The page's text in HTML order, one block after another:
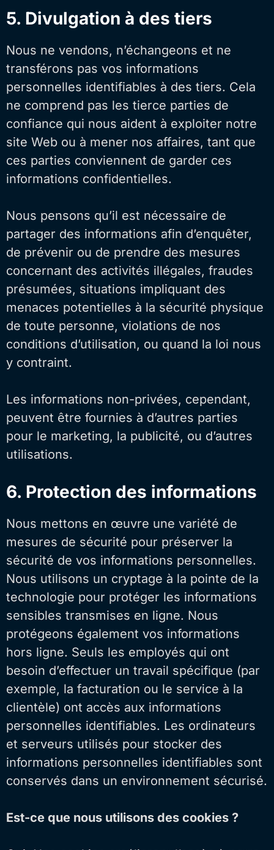
5. Divulgation à des tiers
Nous ne vendons, n’échangeons et ne
transférons pas vos informations
personnelles identifiables à des tiers. Cela
ne comprend pas les tierce parties de
confiance qui nous aident à exploiter notre
site Web ou à mener nos affaires, tant que
ces parties conviennent de garder ces
informations confidentielles.
Nous pensons qu’il est nécessaire de
partager des informations afin d’enquêter,
de prévenir ou de prendre des mesures
concernant des activités illégales, fraudes
présumées, situations impliquant des
menaces potentielles à la sécurité physique
de toute personne, violations de nos
conditions d’utilisation, ou quand la loi nous
y contraint.
Les informations non-privées, cependant,
peuvent être fournies à d’autres parties
pour le marketing, la publicité, ou d’autres
utilisations.
6. Protection des informations
Nous mettons en œuvre une variété de
mesures de sécurité pour préserver la
sécurité de vos informations personnelles.
Nous utilisons un cryptage à la pointe de la
technologie pour protéger les informations
sensibles transmises en ligne. Nous
protégeons également vos informations
hors ligne. Seuls les employés qui ont
besoin d’effectuer un travail spécifique (par
exemple, la facturation ou le service à la
clientèle) ont accès aux informations
personnelles identifiables. Les ordinateurs
et serveurs utilisés pour stocker des
informations personnelles identifiables sont
conservés dans un environnement sécurisé.
Est-ce que nous utilisons des cookies ?